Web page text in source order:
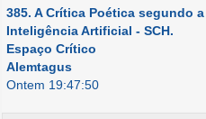
385. A Crítica Poética segundo a
Inteligência Artificial - SCH.
Espaço Crítico
Alemtagus
Ontem 19:47:50